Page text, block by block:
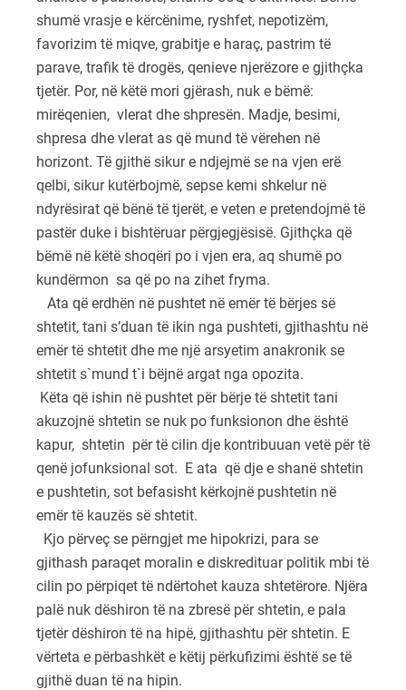
shumë vrasje e kërcënime, ryshfet, nepotizëm,
favorizim të miqve, grabitje e haraç, pastrim të
parave, trafik të drogës, qenieve njerëzore e gjithçka
tjetër. Por, në këtë mori gjërash, nuk e bëmë:
mirëqenien, vlerat dhe shpresën. Madje, besimi,
shpresa dhe vlerat as që mund të vërehen në
horizont. Të gjithë sikur e ndjejmë se na vjen erë
qelbi, sikur kutërbojmë, sepse kemi shkelur në
ndyrësirat që bënë të tjerët, e veten e pretendojmë të
pastër duke i bishtëruar përgjegjësisë. Gjithçka që
bëmë në këtë shoqëri po i vjen era, aq shumë po
kundërmon sa që po na zihet fryma.
Ata që erdhën në pushtet në emër të bërjes së
shtetit, tani s’duan të ikin nga pushteti, gjithashtu në
emër të shtetit dhe me një arsyetim anakronik se
shtetit s`mund t`i bëjnë argat nga opozita.
Këta që ishin në pushtet për bërje të shtetit tani
akuzojnë shtetin se nuk po funksionon dhe është
kapur, shtetin për të cilin dje kontribuuan vetë për të
qenë jofunksional sot. E ata që dje e shanë shtetin
e pushtetin, sot befasisht kërkojnë pushtetin në
emër të kauzës së shtetit.
Kjo përveç se përngjet me hipokrizi, para se
gjithash paraqet moralin e diskredituar politik mbi të
cilin po përpiqet të ndërtohet kauza shtetërore. Njëra
palë nuk dëshiron të na zbresë për shtetin, e pala
tjetër dëshiron të na hipë, gjithashtu për shtetin. E
vërteta e përbashkët e këtij përkufizimi është se të
gjithë duan të na hipin.